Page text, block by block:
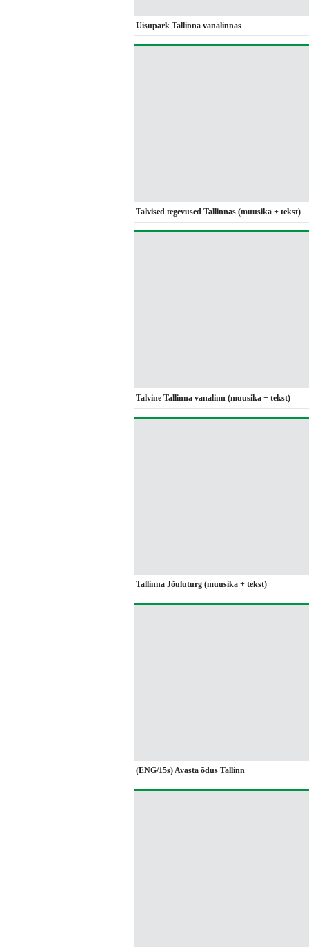
Uisupark Tallinna vanalinnas
Talvised tegevused Tallinnas (muusika + tekst)
Talvine Tallinna vanalinn (muusika + tekst)
Tallinna Jõuluturg (muusika + tekst)
(ENG/15s) Avasta õdus Tallinn